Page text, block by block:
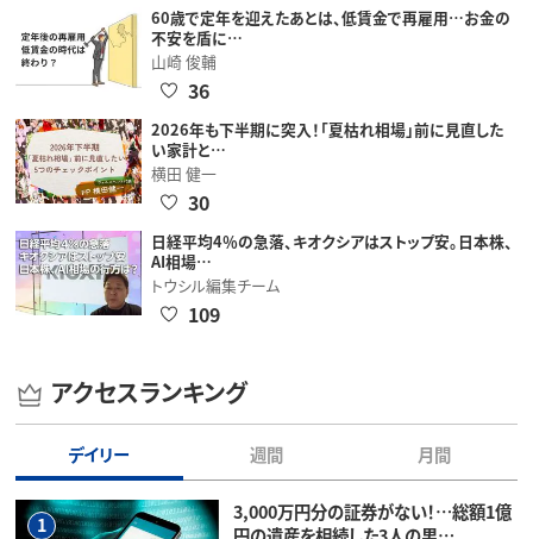
60歳で定年を迎えたあとは、低賃金で再雇用…お金の
不安を盾に…
山崎 俊輔
36
2026年も下半期に突入！「夏枯れ相場」前に見直した
い家計と…
横田 健一
30
日経平均4％の急落、キオクシアはストップ安。日本株、
AI相場…
トウシル編集チーム
109
アクセスランキング
デイリー 週間 月間
1
3,000万円分の証券がない！…総額1億